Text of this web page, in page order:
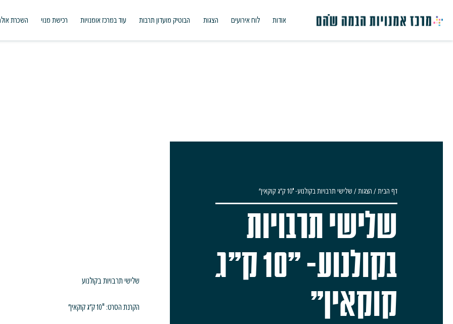
אודות לוח אירועים הצגות הבוטיק מועדון תרבות עוד במרכז אומנויות רכישת מנוי השכרת
דף הבית/הצגות/שלישי תרבויות בקולנוע- "10 ק"ג קוקאין"
שלישי תרבויות
בקולנוע- "10 ק"ג
קוקאין"
שלישי תרבויות בקולנוע
הקרנת הסרט: "10 ק"ג קוקאין"